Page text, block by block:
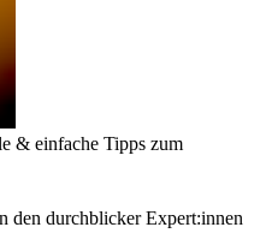
& einfache Tipps zum
den durchblicker Expert:innen